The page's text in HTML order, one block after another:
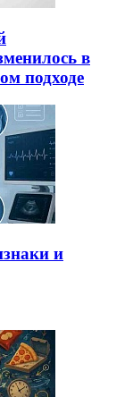
в
подходе
и